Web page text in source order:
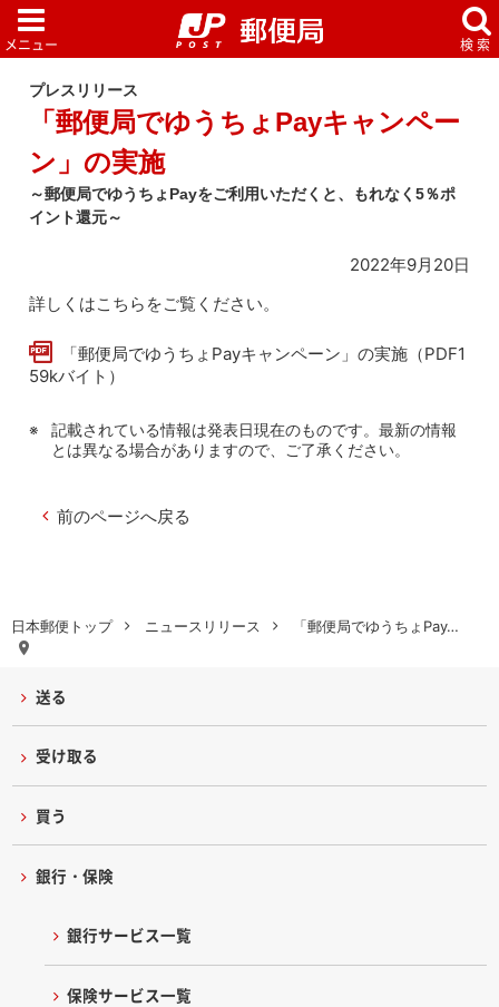
日本郵便トップ ニュースリリース 「郵便局でゆうちょPay…
プレスリリース
「郵便局でゆうちょPayキャンペー
ン」の実施
～郵便局でゆうちょPayをご利用いただくと、もれなく5％ポ
イント還元～
2022年9月20日
詳しくはこちらをご覧ください。
「郵便局でゆうちょPayキャンペーン」の実施（PDF1
59kバイト）
記載されている情報は発表日現在のものです。最新の情報
とは異なる場合がありますので、ご了承ください。
前のページへ戻る
送る
受け取る
買う
銀行・保険
銀行サービス一覧
保険サービス一覧